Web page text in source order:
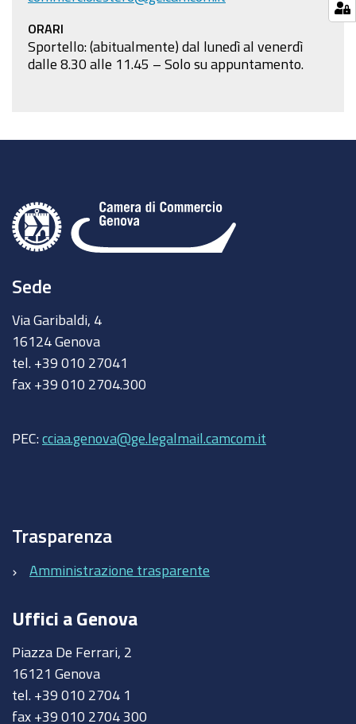
ORARI
Sportello: (abitualmente) dal lunedì al venerdì
dalle 8.30 alle 11.45 – Solo su appuntamento.
Sede
Via Garibaldi, 4
16124 Genova
tel. +39 010 27041
fax +39 010 2704.300
PEC: cciaa.genova@ge.legalmail.camcom.it
Trasparenza
Amministrazione trasparente
Uffici a Genova
Piazza De Ferrari, 2
16121 Genova
tel. +39 010 2704 1
fax +39 010 2704 300